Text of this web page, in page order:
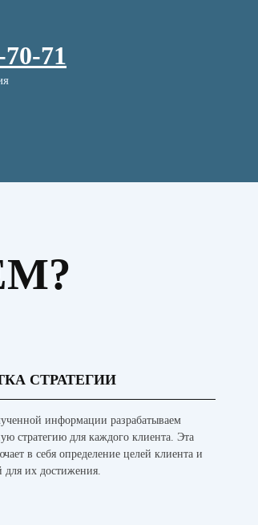
71
СТРАТЕГИИ
информации разрабатываем
стратегию для каждого клиента. Эта
в себя определение целей клиента и
для их достижения.